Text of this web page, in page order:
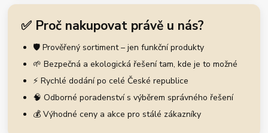
✅ Proč nakupovat právě u nás?
🛡️ Prověřený sortiment – jen funkční produkty
🌱 Bezpečná a ekologická řešení tam, kde je to možné
⚡ Rychlé dodání po celé České republice
🧠 Odborné poradenství s výběrem správného řešení
💰 Výhodné ceny a akce pro stálé zákazníky